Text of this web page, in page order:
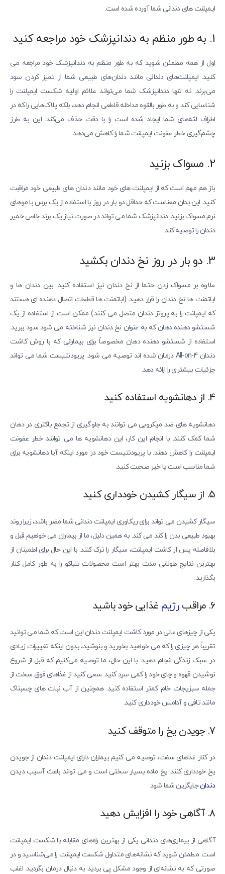
ایمپلنت های دندانی شما آورده شده است.
1. به طور منظم به دندانپزشک خود مراجعه کنید
اول از همه مطمئن شوید که به طور منظم به دندانپزشک خود مراجعه می
کنید. ایمپلنت‌های دندانی مانند دندان‌های طبیعی شما از تمیز کردن سود
می‌برند. نه تنها دندانپزشک شما می‌تواند علائم اولیه شکست ایمپلنت را
شناسایی کند و به طور بالقوه مداخله قاطعی انجام دهد، بلکه پلاک‌هایی را که در
اطراف لثه‌های شما ایجاد شده است را با دقت حذف می‌کند. این به طرز
چشم‌گیری خطر عفونت ایمپلنت شما را کاهش می‌دهد.
2. مسواک بزنید
باز هم مهم است که از ایمپلنت های خود مانند دندان های طبیعی خود مراقبت
کنید. این بدان معناست که حداقل دو بار در روز با استفاده از یک برس با موهای
نرم مسواک بزنید. دندانپزشک شما می تواند در صورت نیاز یک برند خاص خمیر
دندان را توصیه کند.
3. دو بار در روز نخ دندان بکشید
علاوه بر مسواک زدن حتما از نخ دندان نیز استفاده کنید. بین دندان ها و
اباتمنت ها نخ دندان را قرار دهید. (اباتمنت ها قطعات اتصال دهنده ای هستند
که ایمپلنت را به پروتز دندان متصل می کنند.) ممکن است از استفاده از یک
شستشو دهنده دهان که به عنوان نخ دندان نیز شناخته می شود سود ببرید.
استفاده از شستشو دهنده دهان مخصوصاً برای بیمارانی که با روش کاشت
دندان All-on-4 درمان شده اند توصیه می شود. پریودنتیست شما می تواند
جزئیات بیشتری را ارائه دهد.
4. از دهانشویه استفاده کنید
دهانشویه های ضد میکروبی می توانند به جلوگیری از تجمع باکتری در دهان
شما کمک کنند. با انجام این کار، این دهانشویه ها می توانند خطر عفونت
ایمپلنت را کاهش دهند. با پریودنتیست خود در مورد اینکه آیا دهانشویه برای
شما مناسب است یا خیر صحبت کنید.
5. از سیگار کشیدن خودداری کنید
سیگار کشیدن می تواند برای ریکاوری ایمپلنت دندانی شما مضر باشد، زیرا روند
بهبود طبیعی بدن را کند می کند. به همین دلیل، ما از بیماران می خواهیم قبل و
بلافاصله پس از کاشت ایمپلنت، سیگار را ترک کنند. با این حال برای اطمینان از
بهترین نتایج طولانی مدت بهتر است محصولات تنباکو را به طور کامل کنار
بگذارید.
6. مراقب رژیم غذایی خود باشید
یکی از چیزهای عالی در مورد کاشت ایمپلنت دندان این است که شما می توانید
تقریباً هر چیزی را که می خواهید بخورید و بنوشید، بدون اینکه تغییرات زیادی
در سبک زندگی انجام دهید. با این حال، ما توصیه می‌کنیم که قبل از شروع
نوشیدن قهوه و چای خود را کمی سرد کنید. سعی کنید از غذاهای فوق سخت از
جمله سبزیجات خام کمتر استفاده کنید. همچنین از آب نبات های چسبناک
مانند تافی و آدامس خودداری کنید.
7. جویدن یخ را متوقف کنید
در کنار غذاهای سفت، توصیه می کنیم بیماران دارای ایمپلنت دندان از جویدن
یخ خودداری کنند. یخ ماده بسیار سختی است و می تواند باعث آسیب دیدن
دندانجایگزین شما شود.
8. آگاهی خود را افزایش دهید
آگاهی از بیماری‌های دندانی یکی از بهترین راه‌های مقابله با شکست ایمپلنت
است. مطمئن شوید که نشانه‌های متداول شکست ایمپلنت را می‌شناسید و در
صورتی که به نشانه‌ای از وجود مشکل پی بردید به دنبال درمان بگردید. اغلب